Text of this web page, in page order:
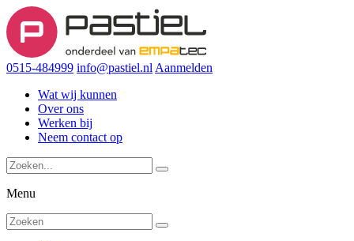
0515-484999 info@pastiel.nl Aanmelden
Wat wij kunnen
Over ons
Werken bij
Neem contact op
Menu